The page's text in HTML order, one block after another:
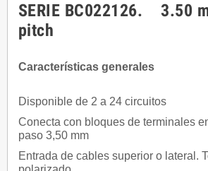
SERIE BC022126. 3.50
pitch
Características generales
Disponible de 2 a 24 circuitos
Conecta con bloques de terminales
paso 3,50 mm
Entrada de cables superior o lateral.